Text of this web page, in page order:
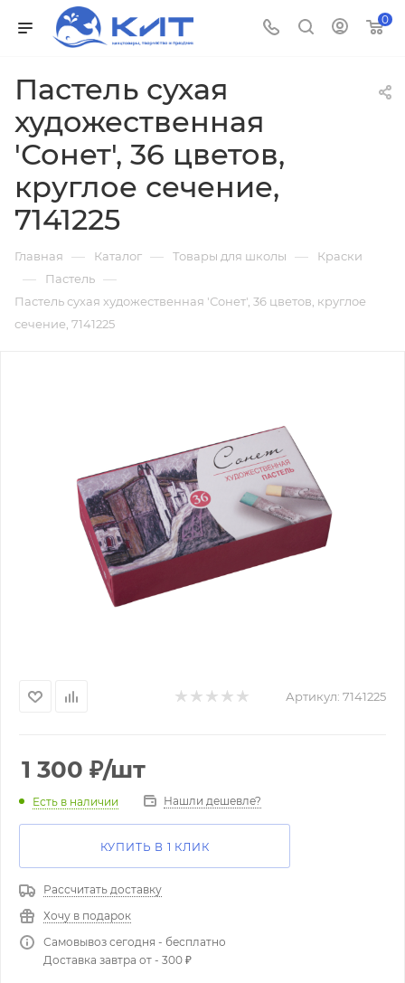
0
Пастель сухая
художественная
'Сонет', 36 цветов,
круглое сечение,
7141225
Главная — Каталог — Товары для школы — Краски
— Пастель —
Пастель сухая художественная 'Сонет', 36 цветов, круглое
сечение, 7141225
Артикул: 7141225
1 300 ₽/шт
Есть в наличии Нашли дешевле?
КУПИТЬ В 1 КЛИК
Рассчитать доставку
Хочу в подарок
Самовывоз сегодня - бесплатно
Доставка завтра от - 300 ₽